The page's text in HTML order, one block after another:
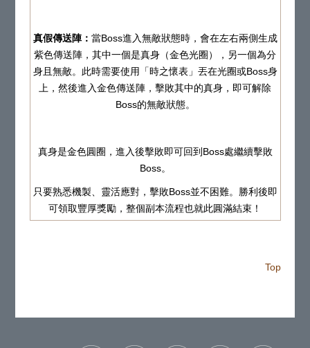
真假傳送陣： 當Boss進入無敵狀態時，會在左右兩側生成
紫色傳送陣，其中一個是真身（金色光圈），另一個為分
身且無敵。此時需要使用「時之懷表」丟在光圈或Boss身
上，然後進入金色傳送陣，擊敗其中的真身，即可解除
Boss的無敵狀態。
真身是金色圓圈，進入後擊敗即可回到Boss處繼續擊敗
Boss。
只要熟悉機製、靈活應對，擊敗Boss並不困難。勝利後即
可領取豐厚獎勵，整個副本流程也就此圓滿結束！
Top